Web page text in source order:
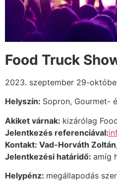
Food Truck
2023. szeptember 29-
Helyszín: Sopron, Gourmet-
Akiket várnak: kizárólag
Jelentkezés referenciával:
Kontakt: Vad-Horváth Zoltán,
Jelentkezési határidő: amíg
Helypénz: megállapodás